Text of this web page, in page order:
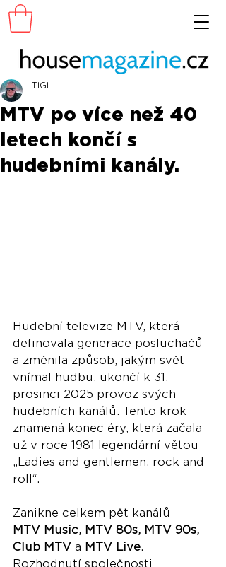
MTV po více než 40
letech končí s
hudebními kanály.
TiGi
Hudební televize MTV, která
definovala generace posluchačů
a změnila způsob, jakým svět
vnímal hudbu, ukončí k 31.
prosinci 2025 provoz svých
hudebních kanálů. Tento krok
znamená konec éry, která začala
už v roce 1981 legendární větou
„Ladies and gentlemen, rock and
roll“.
Zanikne celkem pět kanálů –
MTV Music, MTV 80s, MTV 90s,
Club MTV a MTV Live.
Rozhodnutí společnosti